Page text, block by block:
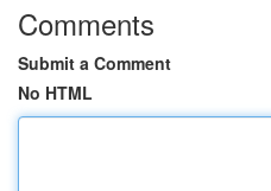
Comments
Submit a Comment
No HTML